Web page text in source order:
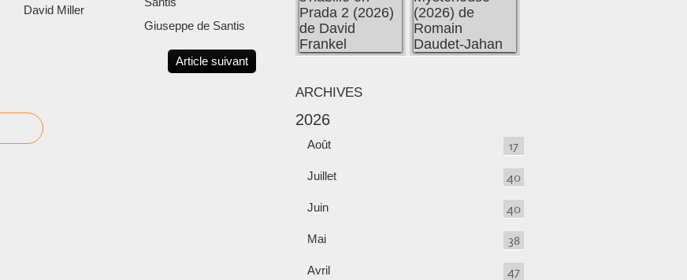
David Miller
Giuseppe de Santis
Article suivant
ARCHIVES
2026
Août 17
Juillet 40
Juin 40
Mai 38
Avril 47